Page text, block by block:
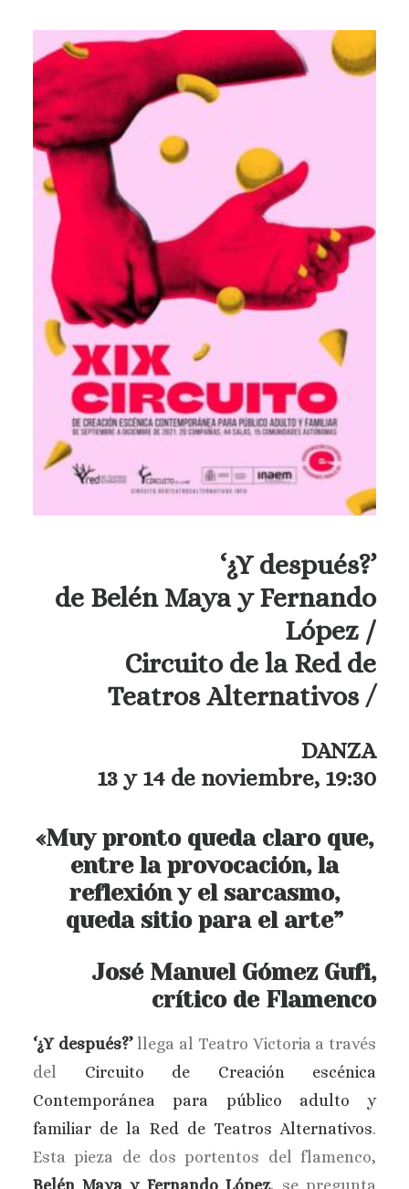
‘¿Y después?’
de Belén Maya y Fernando
López /
Circuito de la Red de
Teatros Alternativos/
DANZA
13 y 14 de noviembre, 19:30
«Muy pronto queda claro que,
entre la provocación, la
reflexión y el sarcasmo,
queda sitio para el arte”
José Manuel Gómez Gufi,
crítico de Flamenco
‘¿Y después?’llega al Teatro Victoria a través
del Circuito de Creación escénica
Contemporánea para público adulto y
familiar de la Red de Teatros Alternativos.
Esta pieza de dos portentos del flamenco,
Belén Maya y Fernando López, se pregunta